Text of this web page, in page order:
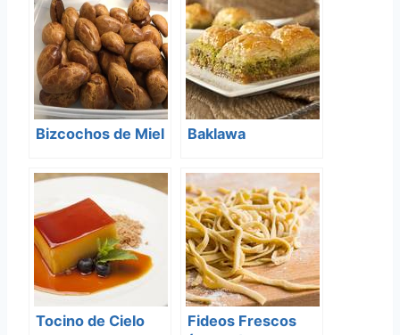
Bizcochos de Miel Baklawa
Tocino de Cielo
Fideos Frescos